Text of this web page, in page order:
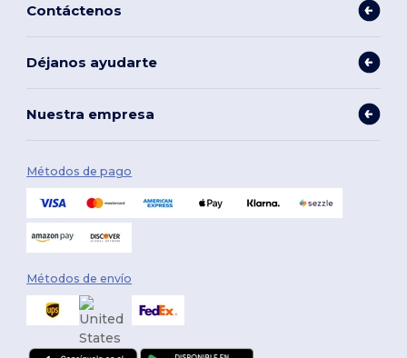
Contáctenos
Déjanos ayudarte
Nuestra empresa
Métodos de pago
Métodos de envío